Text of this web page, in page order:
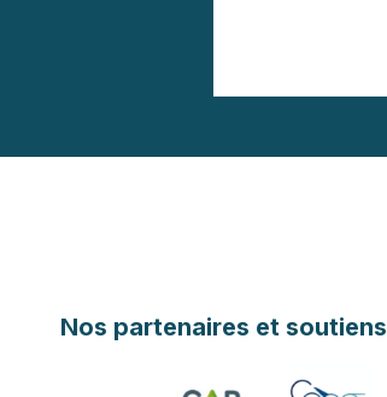
Nos partenaires et soutiens